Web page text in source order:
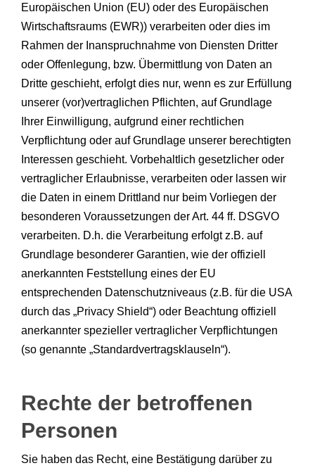
Europäischen Union (EU) oder des Europäischen
Wirtschaftsraums (EWR)) verarbeiten oder dies im
Rahmen der Inanspruchnahme von Diensten Dritter
oder Offenlegung, bzw. Übermittlung von Daten an
Dritte geschieht, erfolgt dies nur, wenn es zur Erfüllung
unserer (vor)vertraglichen Pflichten, auf Grundlage
Ihrer Einwilligung, aufgrund einer rechtlichen
Verpflichtung oder auf Grundlage unserer berechtigten
Interessen geschieht. Vorbehaltlich gesetzlicher oder
vertraglicher Erlaubnisse, verarbeiten oder lassen wir
die Daten in einem Drittland nur beim Vorliegen der
besonderen Voraussetzungen der Art. 44 ff. DSGVO
verarbeiten. D.h. die Verarbeitung erfolgt z.B. auf
Grundlage besonderer Garantien, wie der offiziell
anerkannten Feststellung eines der EU
entsprechenden Datenschutzniveaus (z.B. für die USA
durch das „Privacy Shield“) oder Beachtung offiziell
anerkannter spezieller vertraglicher Verpflichtungen
(so genannte „Standardvertragsklauseln“).
Rechte der betroffenen
Personen
Sie haben das Recht, eine Bestätigung darüber zu